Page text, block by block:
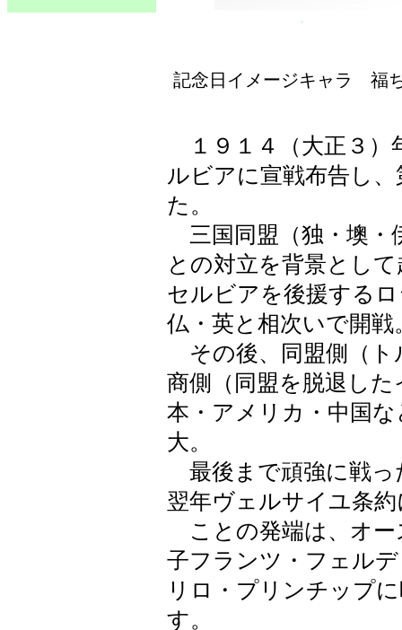
記念日イメージキャラ 福
１９１４（大正３）
ルビアに宣戦布告し
た。
三国同盟（独・墺・
との対立を背景とし
セルビアを後援する
仏・英と相次いで開戦
その後、同盟側（ト
商側（同盟を脱退し
本・アメリカ・中国
大。
最後まで頑強に戦っ
翌年ヴェルサイユ条
ことの発端は、オー
子フランツ・フェル
リロ・プリンチップ
す。